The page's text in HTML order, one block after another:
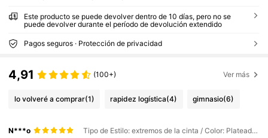
Este producto se puede devolver dentro de 10 días, pero no se
puede devolver durante el período de devolución extendido
Pagos seguros · Protección de privacidad
4,91 (100+) Ver más
lo volveré a comprar(1) rapidez logística(4) gimnasio(6)
N***o Tipo de Estilo: extremos de la cinta / Color: Plateado / Talla: 10mm